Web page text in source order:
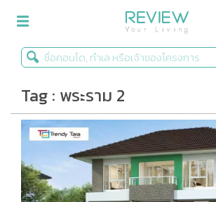
รีวิวคอนโด
รีวิวบ้าน
รีวิวทาวน์โฮม
Life+Style
Tag : พระราม 2